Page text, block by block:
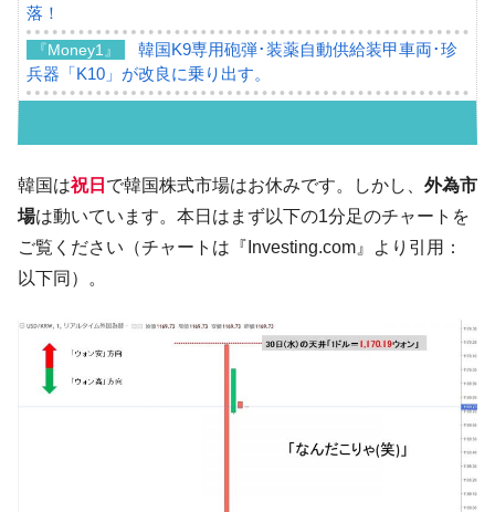
落！
『Money1』
韓国K9専用砲弾･装薬自動供給装甲車両･珍
兵器「K10」が改良に乗り出す。
『Money1』
韓国･李在明「青年層の雇用状況が悪い。せ
や、若者に起業させよう」⇒ どんな雇用対策だソレ。
【韓国の外貨準備】2026年07月は4,279億ド
ル。外平債の発行「19.4億ドル」
『Money1』
韓国･李在明さっそく不動産対策で浅薄な発
韓国は「中国と同じく」投資に不適格な国
韓国は祝日 で韓国株式市場はお休みです。しかし、 外為市
場は動いています。本日はまず以下の1分足のチャートを
ご覧ください（チャートは『Investing.com』より引用：
以下同）。